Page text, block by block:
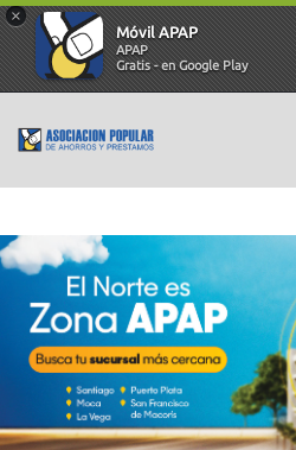
×
Móvil APAP
APAP
Gratis - en Google Play